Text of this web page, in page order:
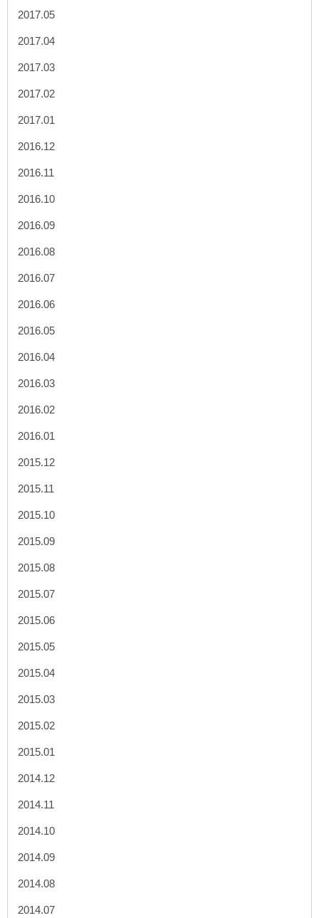
2017.05
2017.04
2017.03
2017.02
2017.01
2016.12
2016.11
2016.10
2016.09
2016.08
2016.07
2016.06
2016.05
2016.04
2016.03
2016.02
2016.01
2015.12
2015.11
2015.10
2015.09
2015.08
2015.07
2015.06
2015.05
2015.04
2015.03
2015.02
2015.01
2014.12
2014.11
2014.10
2014.09
2014.08
2014.07